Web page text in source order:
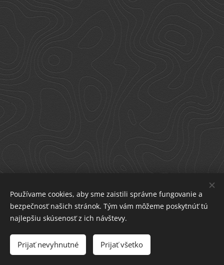
mineraly.karpat@gmail.com
Používame cookies, aby sme zaistili správne fungovanie a
bezpečnosť našich stránok. Tým vám môžeme poskytnúť tú
najlepšiu skúsenosť z ich návštevy.
Prijať nevyhnutné Prijať všetko